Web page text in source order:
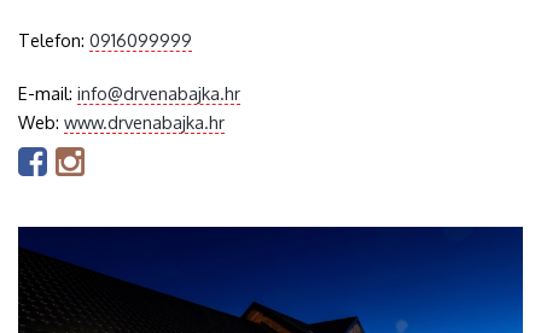
Telefon:0916099999
E-mail:info@drvenabajka.hr
Web:www.drvenabajka.hr